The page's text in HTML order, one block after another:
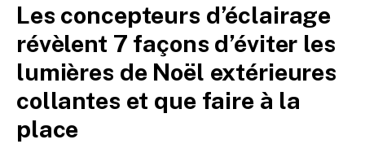
Les concepteurs d’éclairage
révèlent 7 façons d’éviter les
lumières de Noël extérieures
collantes et que faire à la
place